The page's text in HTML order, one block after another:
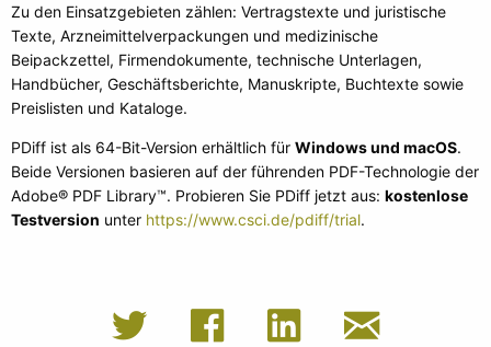
Zu den Einsatzgebieten zählen: Vertragstexte und juristische
Texte, Arzneimittelverpackungen und medizinische
Beipackzettel, Firmendokumente, technische Unterlagen,
Handbücher, Geschäftsberichte, Manuskripte, Buchtexte sowie
Preislisten und Kataloge.
PDiff ist als 64-Bit-Version erhältlich für Windows und macOS.
Beide Versionen basieren auf der führenden PDF-Technologie der
Adobe® PDF Library™. Probieren Sie PDiff jetzt aus: kostenlose
Testversion unter https://www.csci.de/pdiff/trial.